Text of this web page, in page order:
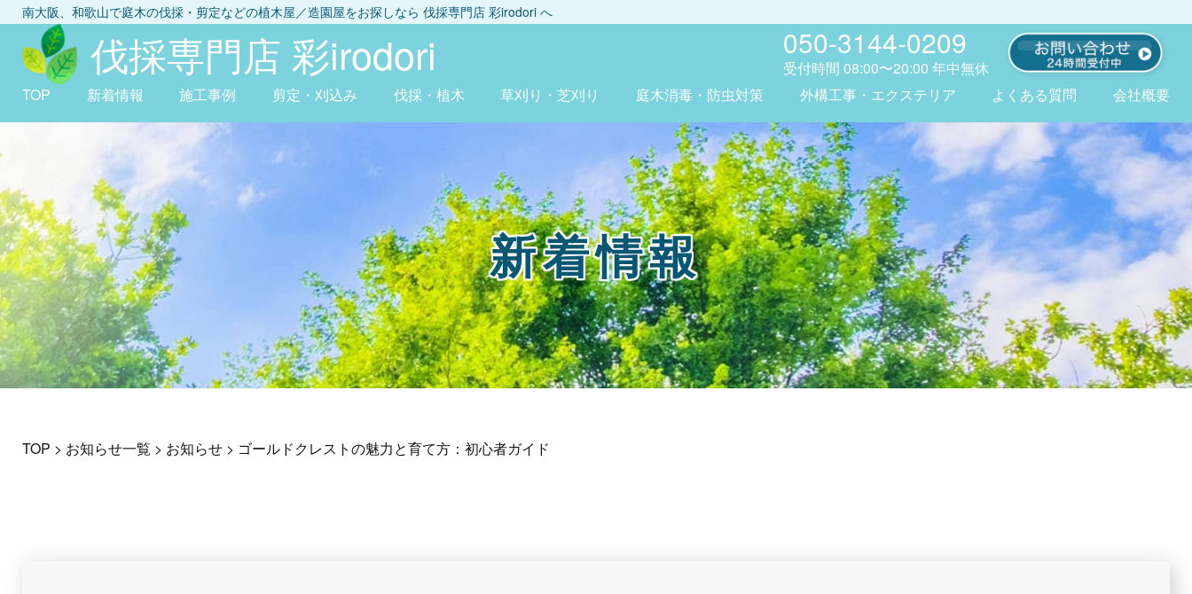
南大阪、和歌山で庭木の伐採・剪定などの植木屋／造園屋をお探しなら 伐採専門店 彩irodori へ
伐採専門店 彩irodori 050-3144-0209
受付時間08:00〜20:00 年中無休
TOP
新着情報 施工事例 剪定・刈込み 伐採・植木 草刈り・芝刈り 庭木消毒・防虫対策 外構工事・エクステリア よくある質問 会社概要
新着情報
TOP > お知らせ一覧 > お知らせ > ゴールドクレストの魅力と育て方：初心者ガイド